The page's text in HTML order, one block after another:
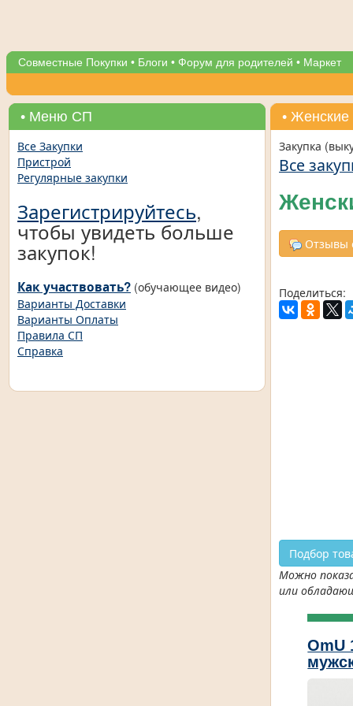
Совместные Покупки • Блоги • Форум для родителей • Маркет
• Меню СП
Все Закупки
Пристрой
Регулярные закупки
Зарегистрируйтесь,
чтобы увидеть больше
закупок!
Как участвовать? (обучающее видео)
Варианты Доставки
Варианты Оплаты
Правила СП
Справка
•
Закупка
Все
Отзывы
Поделиться:
Подбор
Можно
или
OmU